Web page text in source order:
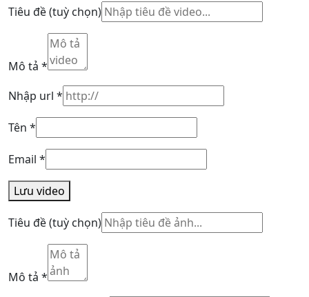
Tiêu đề(tuỳ chọn)
Mô tả *
Nhập url *
Tên *
Email *
Lưu video
Tiêu đề(tuỳ chọn)
Mô tả *